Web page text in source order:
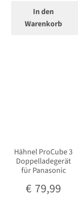
Ferngläser
Sucherzubehör
USB/HDMI-Kabel
In den
Warenkorb
Hähnel ProCube 3
Doppelladegerät
für Panasonic
€ 79,99